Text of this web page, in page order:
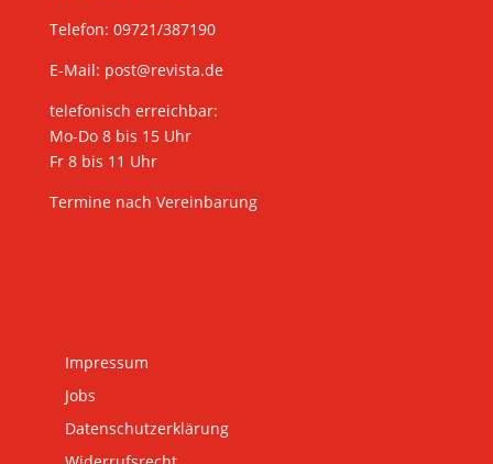
Telefon: 09721/387190
E-Mail: post@revista.de
telefonisch erreichbar:
Mo-Do 8 bis 15 Uhr
Fr 8 bis 11 Uhr
Termine nach Vereinbarung
Impressum
Jobs
Datenschutzerklärung